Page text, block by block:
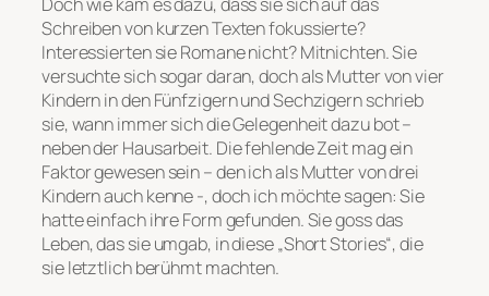
Schreiben von kurzen Texten fokussierte?
Interessierten sie Romane nicht? Mitnichten. Sie
versuchte sich sogar daran, doch als Mutter von vier
Kindern in den Fünfzigern und Sechzigern schrieb
sie, wann immer sich die Gelegenheit dazu bot –
neben der Hausarbeit. Die fehlende Zeit mag ein
Faktor gewesen sein – den ich als Mutter von drei
Kindern auch kenne -, doch ich möchte sagen: Sie
hatte einfach ihre Form gefunden. Sie goss das
Leben, das sie umgab, in diese „Short Stories“, die
sie letztlich berühmt machten.